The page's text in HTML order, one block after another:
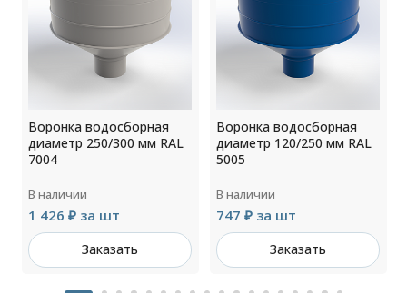
Воронка водосборная
диаметр 250/300 мм RAL
7004
В наличии
1 426 ₽ за шт
Заказать
Воронка водосборная
диаметр 120/250 мм RAL
5005
В наличии
747 ₽ за шт
Заказать